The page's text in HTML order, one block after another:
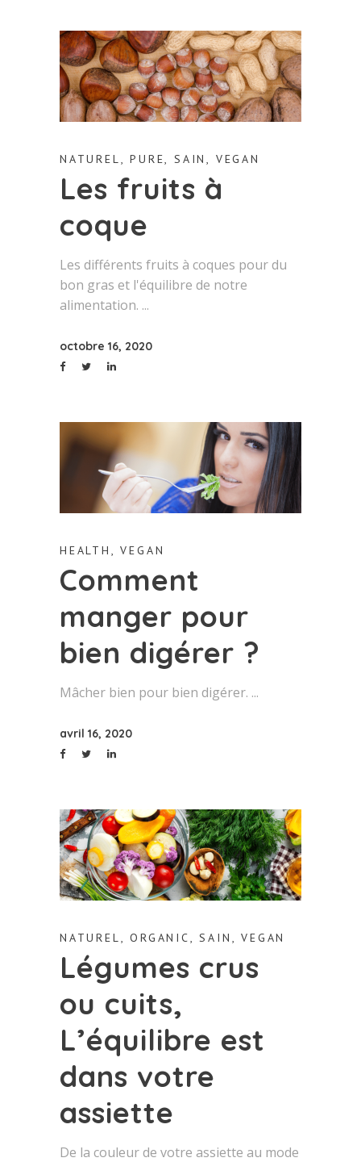
NATUREL,PURE,SAIN, VEGAN
Les fruits à
coque
Les différents fruits à coques pour du
bon gras et l'équilibre de notre
alimentation.
octobre 16, 2020
HEALTH ,VEGAN
Comment
manger pour
bien digérer ?
Mâcher bien pour bien digérer.
avril 16, 2020
NATUREL,ORGANIC,SAIN ,VEGAN
Légumes crus
ou cuits,
L’équilibre est
dans votre
assiette
De la couleur de votre assiette au mode